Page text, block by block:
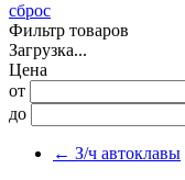
сброс
Фильтр товаров
Загрузка...
Цена
от
до
← З/ч автоклавы